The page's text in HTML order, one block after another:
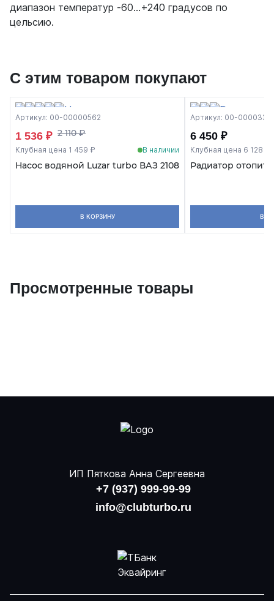
диапазон температур -60…+240 градусов по
цельсию.
С этим товаром покупают
Артикул: 00-00000562
1 536 ₽ 2 110 ₽
Клубная цена 1 459 ₽ В наличии
Насос водяной Luzar turbo ВАЗ 2108
В КОРЗИНУ
Артикул: 00-
6 450 ₽
Клубная цена 6 128 ₽
Радиатор
В
Просмотренные товары
ИП Пяткова Анна Сергеевна
+7 (937) 999-99-99
info@clubturbo.ru